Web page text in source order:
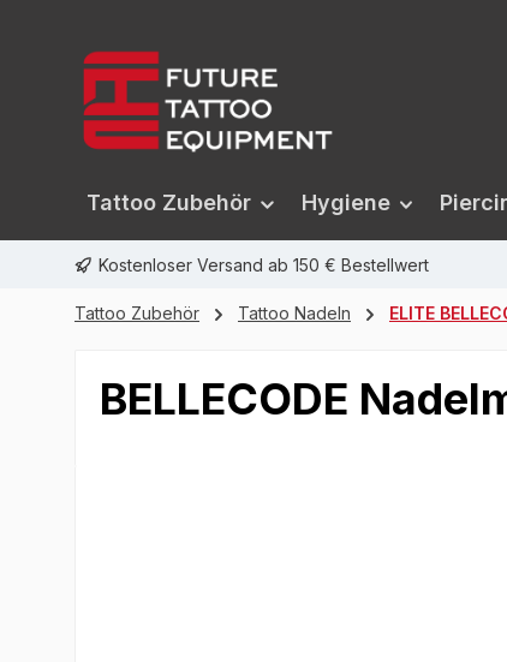
Tattoo Zubehör Hygiene
Kostenloser Versand ab 150 € Bestellwert
Tattoo Zubehör Tattoo Nadeln ELITE
BELLECODE